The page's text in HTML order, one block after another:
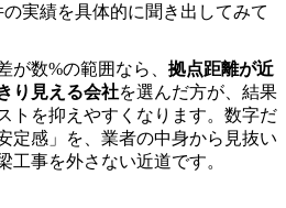
実績を具体的に聞き出してみて
が数%の範囲なら、 拠点距離が近
り見える会社を選んだ方が、結果
トを抑えやすくなります。数字だ
定感」を、業者の中身から見抜い
工事を外さない近道です。